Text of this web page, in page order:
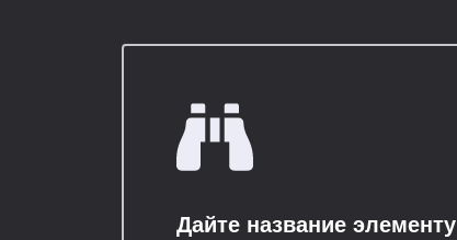
Дайте название элементу